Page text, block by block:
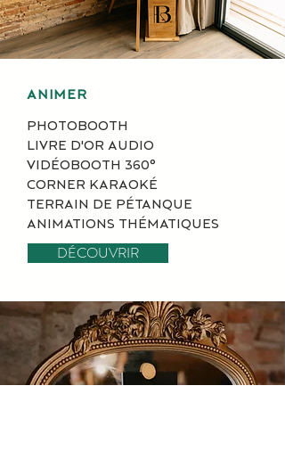
ANIMER
PHOTOBOOTH
LIVRE D'OR AUDIO
VIDÉOBOOTH 360°
CORNER KARAOKÉ
TERRAIN DE PÉTANQUE
ANIMATIONS THÉMATIQUES
DÉCOUVRIR